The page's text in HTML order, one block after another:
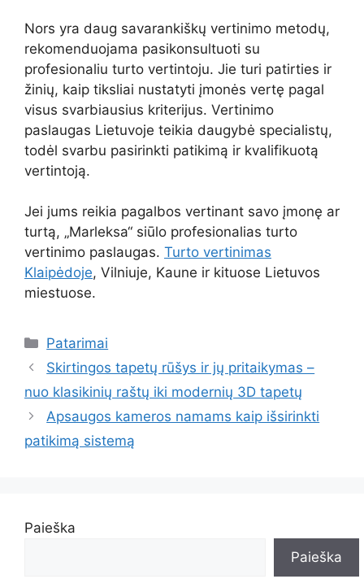
Nors yra daug savarankiškų vertinimo metodų,
rekomenduojama pasikonsultuoti su
profesionaliu turto vertintoju. Jie turi patirties ir
žinių, kaip tiksliai nustatyti įmonės vertę pagal
visus svarbiausius kriterijus. Vertinimo
paslaugas Lietuvoje teikia daugybė specialistų,
todėl svarbu pasirinkti patikimą ir kvalifikuotą
vertintoją.
Jei jums reikia pagalbos vertinant savo įmonę ar
turtą, „Marleksa“ siūlo profesionalias turto
vertinimo paslaugas. Turto vertinimas
Klaipėdoje, Vilniuje, Kaune ir kituose Lietuvos
miestuose.
Kategorijos
Patarimai
Skirtingos tapetų rūšys ir jų pritaikymas –
nuo klasikinių raštų iki modernių 3D tapetų
Apsaugos kameros namams kaip išsirinkti
patikimą sistemą
Paieška
Paieška